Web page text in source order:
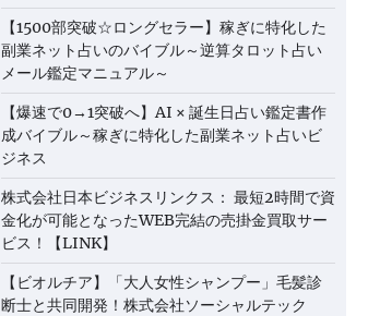
【1500部突破☆ロングセラー】稼ぎに特化した
副業ネット占いのバイブル～逆算タロット占い
メール鑑定マニュアル～
【爆速で0→1突破へ】AI × 誕生日占い鑑定書作
成バイブル～稼ぎに特化した副業ネット占いビ
ジネス
株式会社日本ビジネスリンクス： 最短2時間で資
金化が可能となったWEB完結の売掛金買取サー
ビス！【LINK】
【ビオルチア】「大人女性シャンプー」毛髪診
断士と共同開発！株式会社ソーシャルテック